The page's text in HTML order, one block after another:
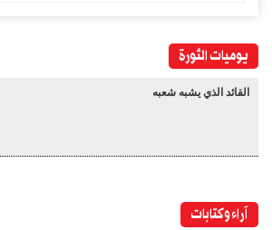
يوميات الثورة
القائد الذي يشبه شعبه
آراء وكتابات